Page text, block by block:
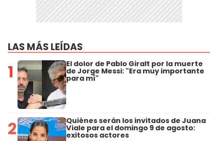
LAS MÁS LEÍDAS
1 El dolor de Pablo Giralt por la muerte
de Jorge Messi: "Era muy importante
para mí"
2 Quiénes serán los invitados de Juana
Viale para el domingo 9 de agosto:
exitosos actores